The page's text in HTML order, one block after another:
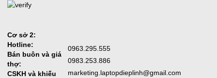
Cơ sở 2:
Hotline:
Bán buôn và giá
thợ:
0963.295.555
CSKH và khiếu
0983.253.886
marketing.laptopdieplinh@gmail.com